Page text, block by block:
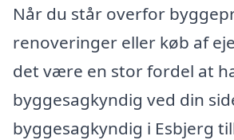
Når du står overfor
renoveringer eller køb af
det være en stor fordel at
byggesagkyndig ved din
byggesagkyndig i Esbjerg